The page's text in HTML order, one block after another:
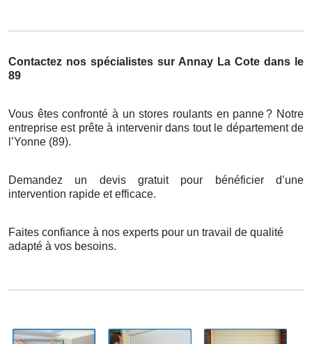
Contactez nos spécialistes sur Annay La Cote dans le
89
Vous êtes confronté à un stores roulants en panne? Notre
entreprise est prêteà intervenir dans tout le département de
’Yonne (89).
Demandez un devis gratuit pour bénéficier d’une
intervention rapide et efficace.
Faites confiance à nos experts pour un travail de qualité
adapté à vos besoins.